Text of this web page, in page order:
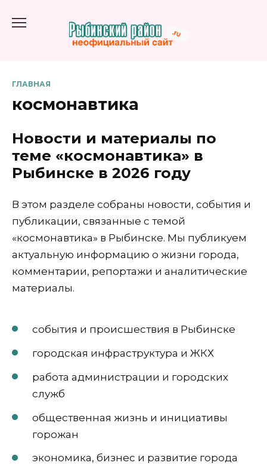
содержанию
ГЛАВНАЯ
космонавтика
Новости и материалы по
теме «космонавтика» в
Рыбинске в 2026 году
В этом разделе собраны новости, события и
публикации, связанные с темой
«космонавтика» в Рыбинске. Мы публикуем
актуальную информацию о жизни города,
комментарии, репортажи и аналитические
материалы.
события и происшествия в Рыбинске
городская инфраструктура и ЖКХ
работа администрации и городских
служб
общественная жизнь и инициативы
горожан
экономика, бизнес и развитие города